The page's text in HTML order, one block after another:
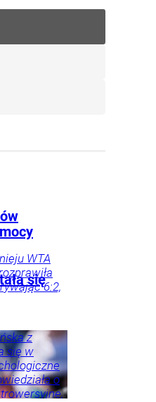
WTA
6:2,
się
z
się w
o